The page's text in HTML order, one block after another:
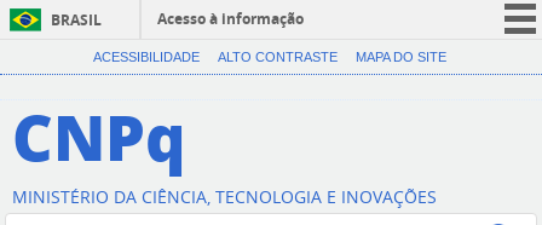
BRASIL
Acesso à informação
CORONAVÍRUS (COVID-19)
Canais
ACESSIBILIDADE ALTO CONTRASTE MAPA DO SITE
CNPq
MINISTÉRIO DA CIÊNCIA, TECNOLOGIA E INOVAÇÕES